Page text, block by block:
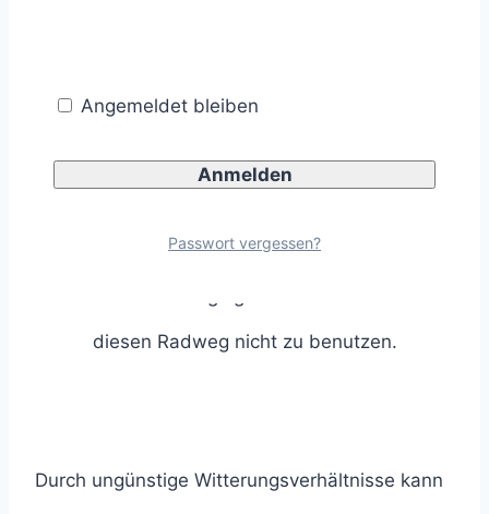
Sophia meint weiter:
Bei Starkregen bilden sich große Pfützen im
diesen Radweg nicht zu benutzen.
Durch ungünstige Witterungsverhältnisse kann
Angemeldet bleiben
Passwort vergessen?